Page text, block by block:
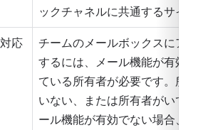
ックチャネルに共通するサイト
対応
チームのメールボックスにアク
するには、メール機能が有効に
ている所有者が必要です。所有
いない、または所有者がいても
ール機能が有効でない場合、そ